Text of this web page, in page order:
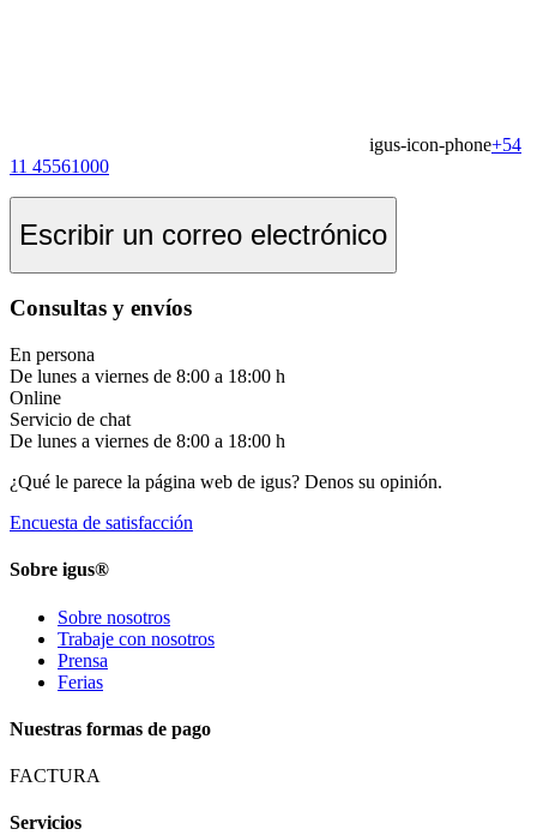
igus-icon-phone+54
11 45561000
Escribir un correo electrónico
Consultas y envíos
En persona
De lunes a viernes de 8:00 a 18:00 h
Online
Servicio de chat
De lunes a viernes de 8:00 a 18:00 h
¿Qué le parece la página web de igus? Denos su opinión.
Encuesta de satisfacción
Sobre igus®
Sobre nosotros
Trabaje con nosotros
Prensa
Ferias
Nuestras formas de pago
FACTURA
Servicios